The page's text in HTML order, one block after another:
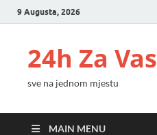
9 Augusta, 2026
24h Za Vas
sve na jednom mjestu
MAIN MENU